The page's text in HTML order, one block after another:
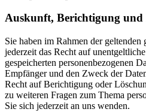
Auskunft, Berichtigung und
Sie haben im Rahmen der geltenden
jederzeit das Recht auf
gespeicherten personenbezogenen
Empfänger und den Zweck der
Recht auf Berichtigung oder
zu weiteren Fragen zum Thema
Sie sich jederzeit an uns wenden.